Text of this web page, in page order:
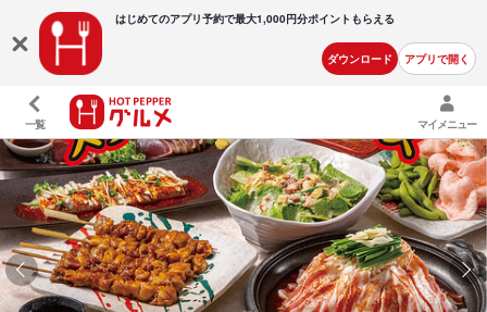
はじめてのアプリ予約で最大1,000円分ポイントもらえる
ダウンロード アプリで開く
一覧 マイメニュー